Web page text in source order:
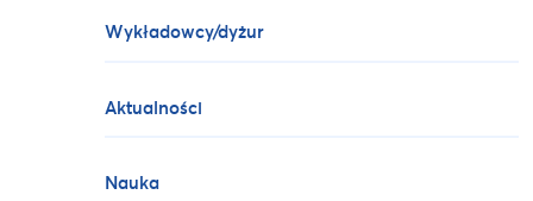
Wykładowcy/dyżur
Aktualności
Nauka